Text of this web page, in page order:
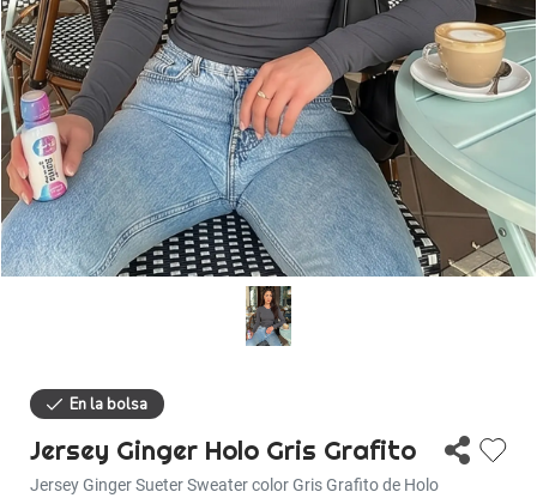
Ayuda
Iniciar sesión
Jersey Ginger Holo Gris Grafito
Jersey Ginger Sueter Sweater color Gris Grafito de Holo